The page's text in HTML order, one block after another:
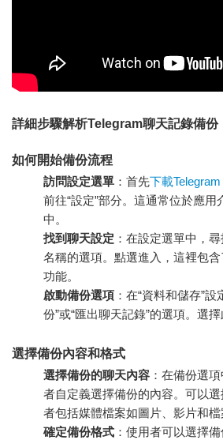
詳細步驟解析Telegram聊天記錄備份
如何開始備份流程
訪問設定選單 ：首先下載Telegram
前往“設定”部分。這通常位於應
中。
找到聊天設定 ：在設定選單中，
名稱的選項。點選進入，這裡包
功能。
啟動備份選項 ：在“資料和儲存”
份”或“匯出聊天記錄”的選項。選
選擇備份內容和格式
選擇備份的聊天內容 ：在備份選
者自定義選擇備份的內容。可以
者包括媒體檔案如圖片、影片和檔
確定備份格式 ：使用者可以選擇